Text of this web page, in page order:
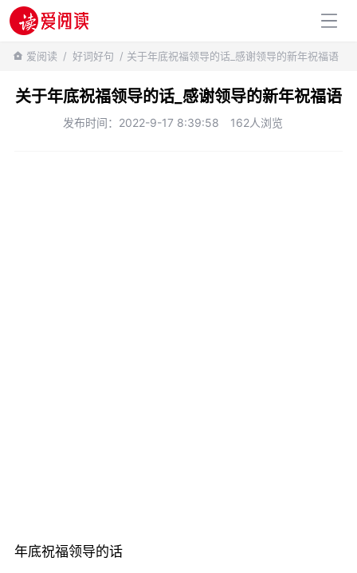
百科知识
爱阅读 / 好词好句 / 关于年底祝福领导的话_感谢领导的新年祝福语
关于年底祝福领导的话_感谢领导的新年祝福语
发布时间：2022-9-17 8:39:58 162人浏览
年底祝福领导的话